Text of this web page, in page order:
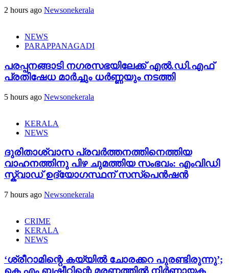
2 hours ago Newsonekerala
NEWS
PARAPPANAGADI
പരപ്പനങ്ങാടി നഗരസഭയിലേക്ക് എൽ.ഡി.എഫ്
പ്രതിഷേധ മാർച്ചും ധർണ്ണയും നടത്തി
5 hours ago Newsonekerala
KERALA
NEWS
ദുരിതാശ്വാസ പ്രവർത്തനത്തിനെത്തിയ
വാഹനത്തിനു പിഴ ചുമത്തിയ സംഭവം: എംവിഡി
സ്ക്വാഡ് ഉദ്യോഗസ്ഥന് സസ്പെൻഷൻ
7 hours ago Newsonekerala
CRIME
KERALA
NEWS
‘ശ്രീറാമിന്റെ കയ്യിൽ ചോരക്കറ പുരണ്ടിരുന്നു’;
കെ എം ബഷീറിന്റെ മരണത്തിൽ നിർണായക